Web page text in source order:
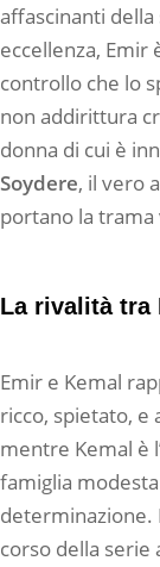
affascinanti della
eccellenza, Emir
controllo che lo
non addirittura
donna di cui è
Soydere, il vero
portano la
La rivalità tra
Emir e Kemal
ricco, spietato, e
mentre Kemal è
famiglia
determinazione.
corso della serie